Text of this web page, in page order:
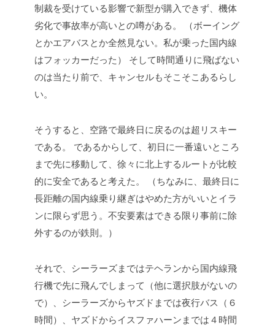
制裁を受けている影響で新型が購入できず、機体
劣化で事故率が高いとの噂がある。
（ボーイング
とかエアバスとか全然見ない。私が乗った国内線
はフォッカーだった）
そして時間通りに飛ばない
のは当たり前で、キャンセルもそこそこあるらし
い。
そうすると、空路で最終日に戻るのは超リスキー
である。
であるからして、初日に一番遠いところ
まで先に移動して、徐々に北上するルートが比較
的に安全であると考えた。
（ちなみに、最終日に
長距離の国内線乗り継ぎはやめた方がいいとイラ
ンに限らず思う。不安要素はできる限り事前に除
外するのが鉄則。）
それで、シーラーズまではテヘランから国内線飛
行機で先に飛んでしまって（他に選択肢がないの
で）、シーラーズからヤズドまでは夜行バス（６
時間）、ヤズドからイスファハーンまでは４時間